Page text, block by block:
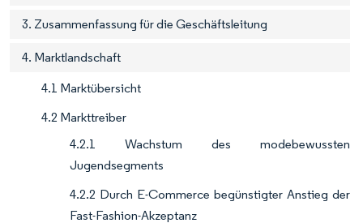
3. Zusammenfassung für die Geschäftsleitung
4. Marktlandschaft
4.1 Marktübersicht
4.2 Markttreiber
4.2.1 Wachstum des modebewussten
Jugendsegments
4.2.2 Durch E-Commerce begünstigter Anstieg der
Fast-Fashion-Akzeptanz